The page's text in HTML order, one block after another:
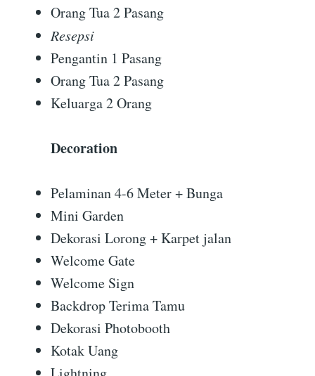
Orang Tua 2 Pasang
Resepsi
Pengantin 1 Pasang
Orang Tua 2 Pasang
Keluarga 2 Orang
Decoration
Pelaminan 4-6 Meter + Bunga
Mini Garden
Dekorasi Lorong + Karpet jalan
Welcome Gate
Welcome Sign
Backdrop Terima Tamu
Dekorasi Photobooth
Kotak Uang